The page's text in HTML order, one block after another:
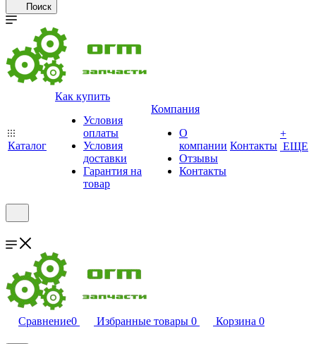
Поиск
Каталог
Как купить
Условия
оплаты
Условия
доставки
Гарантия на
товар
Компания
О
компании
Отзывы
Контакты
Контакты
+
ЕЩЕ
Сравнение0 Избранные товары 0 Корзина 0